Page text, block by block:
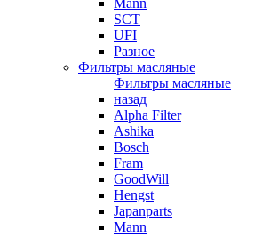
Mann
SCT
UFI
Разное
Фильтры масляные
Фильтры масляные
назад
Alpha Filter
Ashika
Bosch
Fram
GoodWill
Hengst
Japanparts
Mann